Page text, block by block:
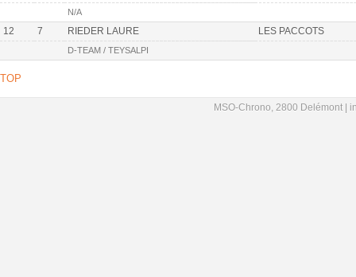
N/A
12 7 RIEDER LAURE LES PACCOTS
D-TEAM / TEYSALPI
TOP
MSO-Chrono, 2800 Delémont |